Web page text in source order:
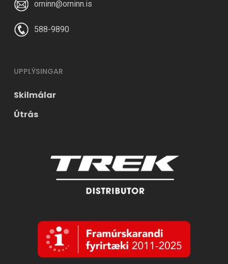
orninn@orninn.is
588-9890
UPPLÝSINGAR
Skilmálar
Útrás